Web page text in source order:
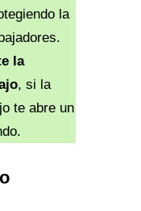
la
la
, si la
te abre un